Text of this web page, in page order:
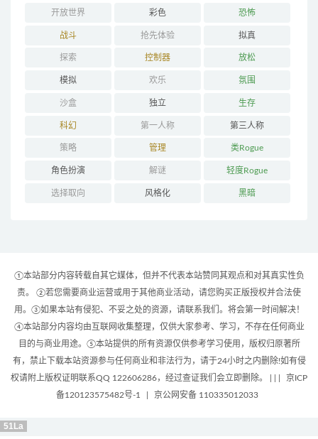
开放世界 彩色 恐怖
战斗 抢先体验 拟真
探索 控制器 放松
模拟 欢乐 氛围
沙盒 独立 生存
科幻 第一人称 第三人称
策略 管理 类Rogue
角色扮演 解谜 轻度Rogue
选择取向 风格化 黑暗
①本站部分内容转载自其它媒体，但并不代表本站赞同其观点和对其真实性负
责。 ②若您需要商业运营或用于其他商业活动，请您购买正版授权并合法使
用。③如果本站有侵犯、不妥之处的资源，请联系我们。将会第一时间解决！
④本站部分内容均由互联网收集整理，仅供大家参考、学习，不存在任何商业
目的与商业用途。⑤本站提供的所有资源仅供参考学习使用，版权归原著所
有，禁止下载本站资源参与任何商业和非法行为，请于24小时之内删除!如有侵
权请附上版权证明联系QQ 122606286，经过查证我们会立即删除。 | |
京ICP
备120123575482号-1
京公网安备 110335012033
51La